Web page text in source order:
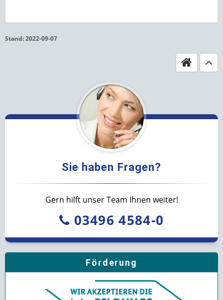
Stand: 2022-09-07
Sie haben Fragen?
Gern hilft unser Team Ihnen weiter!
03496 4584-0
Förderung